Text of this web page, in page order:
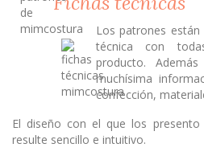
Los patrones
técnica con
producto.
muchísima
confección,
El diseño con el que los
resulte sencillo e intuitivo.